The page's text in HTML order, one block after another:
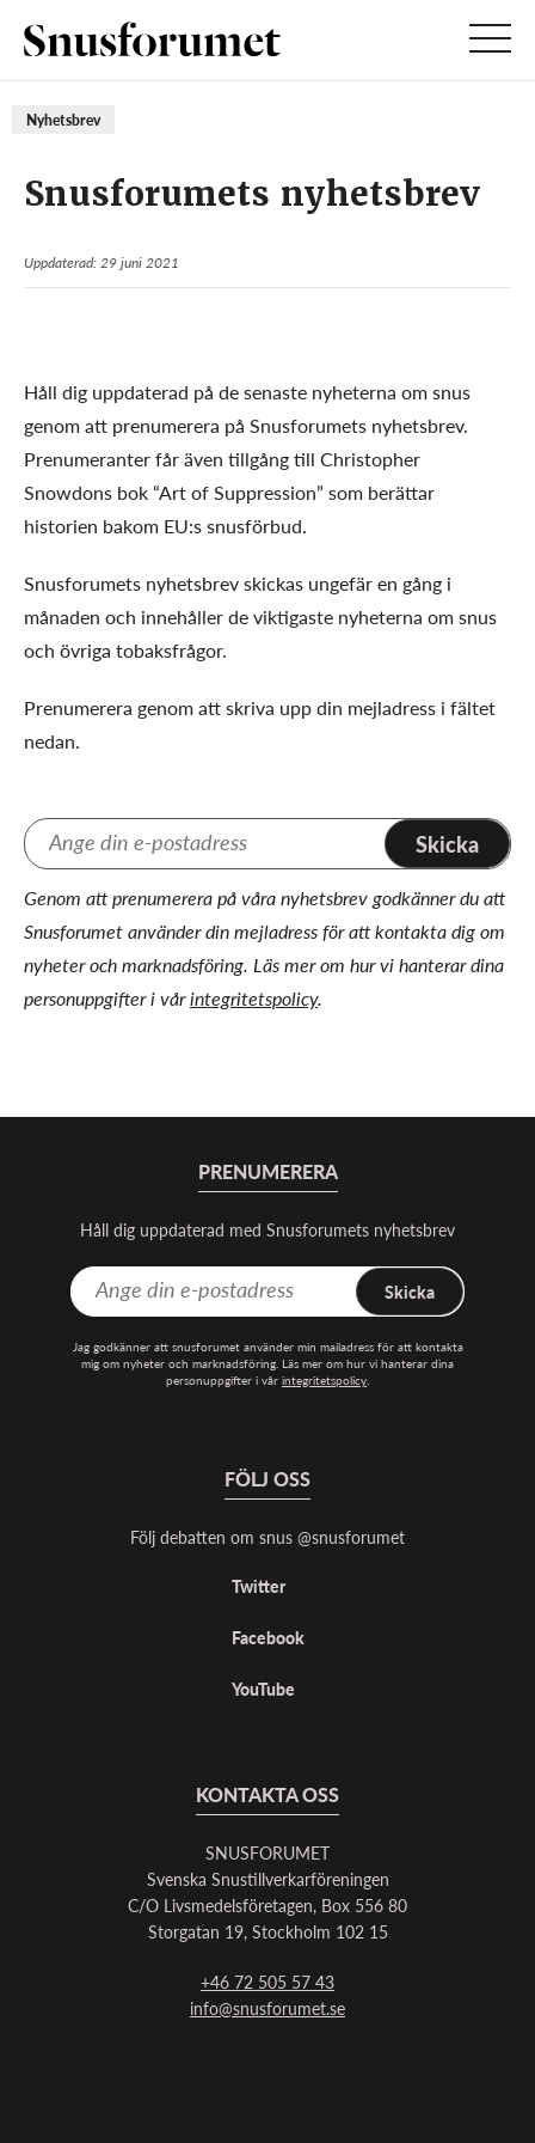
Nyhetsbrev
Snusforumets nyhetsbrev
Uppdaterad: 29 juni 2021
Håll dig uppdaterad på de senaste nyheterna om snus
genom att prenumerera på Snusforumets nyhetsbrev.
Prenumeranter får även tillgång till Christopher
Snowdons bok “Art of Suppression” som berättar
historien bakom EU:s snusförbud.
Snusforumets nyhetsbrev skickas ungefär en gång i
månaden och innehåller de viktigaste nyheterna om snus
och övriga tobaksfrågor.
Prenumerera genom att skriva upp din mejladress i fältet
nedan.
Skicka
Genom att prenumerera på våra nyhetsbrev godkänner du att
Snusforumet använder din mejladress för att kontakta dig om
nyheter och marknadsföring. Läs mer om hur vi hanterar dina
personuppgifter i vårintegritetspolicy.
PRENUMERERA
Håll dig uppdaterad med Snusforumets nyhetsbrev
Skicka
Jag godkänner att snusforumet använder min mailadress för att kontakta
mig om nyheter och marknadsföring. Läs mer om hur vi hanterar dina
personuppgifter i vår integritetspolicy.
FÖLJ OSS
Följ debatten om snus @snusforumet
Twitter
Facebook
YouTube
KONTAKTA OSS
SNUSFORUMET
Svenska Snustillverkarföreningen
C/O Livsmedelsföretagen, Box 556 80
Storgatan 19, Stockholm 102 15
+46 72 505 57 43
info@snusforumet.se